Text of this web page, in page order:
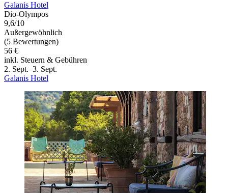
Galanis Hotel
Dio-Olympos
9,6/10
Außergewöhnlich
(5 Bewertungen)
56 €
inkl. Steuern & Gebühren
2. Sept.–3. Sept.
Galanis Hotel